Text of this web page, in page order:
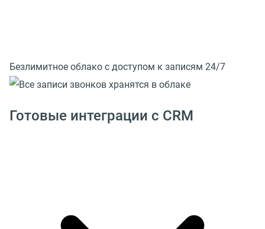
Безлимитное облако с доступом к записям 24/7
Готовые интеграции с CRM